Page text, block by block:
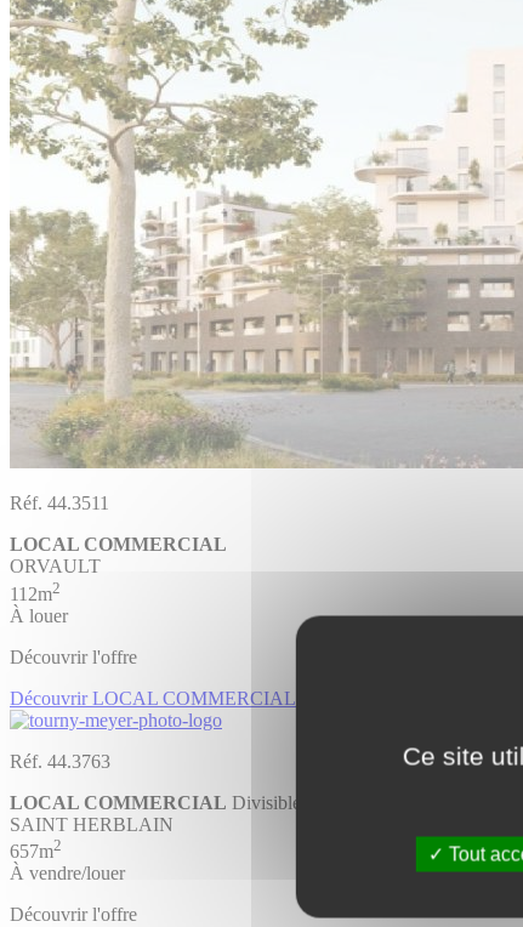
Ce site
Tout
Réf. 44.3511
LOCAL COMMERCIAL
ORVAULT
112m2
À louer
Découvrir l'offre
Découvrir LOCAL COMMERCIAL
Réf. 44.3763
LOCAL COMMERCIAL Divisible
SAINT HERBLAIN
657m2
À vendre/louer
Découvrir l'offre